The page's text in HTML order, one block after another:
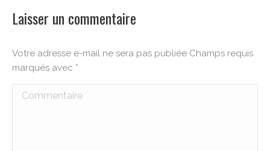
Laisser un commentaire
Votre adresse e-mail ne sera pas publiée Champs requis
marqués avec *
Commentaire